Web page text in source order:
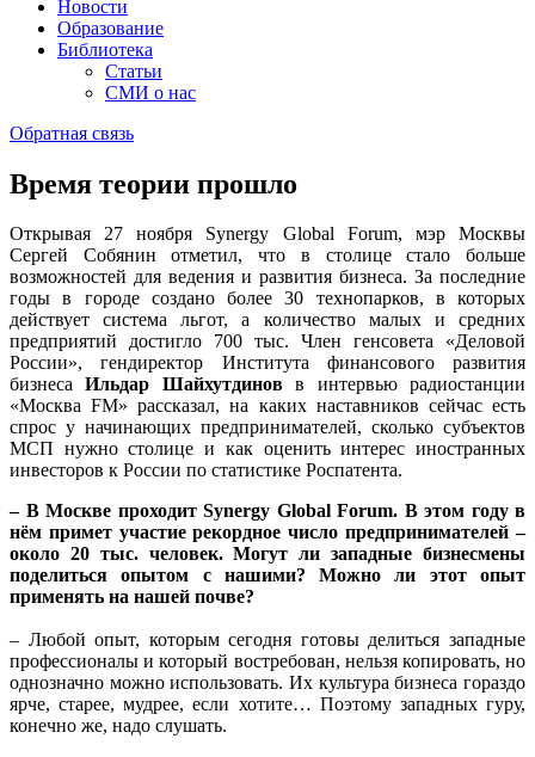
Новости
Образование
Библиотека
Статьи
СМИ о нас
Обратная связь
Время теории прошло
Открывая 27 ноября Synergy Global Forum, мэр Москвы
Сергей Собянин отметил, что в столице стало больше
возможностей для ведения и развития бизнеса. За последние
годы в городе создано более 30 технопарков, в которых
действует система льгот, а количество малых и средних
предприятий достигло 700 тыс. Член генсовета «Деловой
России», гендиректор Института финансового развития
бизнесаИльдар Шайхутдиновв интервью радиостанции
«Москва FM» рассказал, на каких наставников сейчас есть
спрос у начинающих предпринимателей, сколько субъектов
МСП нужно столице и как оценить интерес иностранных
инвесторов к России по статистике Роспатента.
– В Москве проходит Synergy Global Forum. В этом году в
нём примет участие рекордное число предпринимателей –
около 20 тыс. человек. Могут ли западные бизнесмены
поделиться опытом с нашими? Можно ли этот опыт
применять на нашей почве?
– Любой опыт, которым сегодня готовы делиться западные
профессионалы и который востребован, нельзя копировать, но
однозначно можно использовать. Их культура бизнеса гораздо
ярче, старее, мудрее, если хотите… Поэтому западных гуру,
конечно же, надо слушать.